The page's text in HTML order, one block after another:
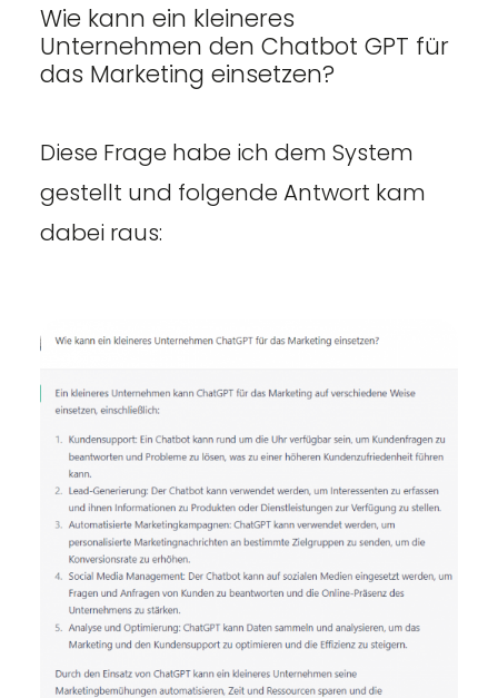
Wie kann ein kleineres
Unternehmen den Chatbot GPT für
das Marketing einsetzen?
Diese Frage habe ich dem System
gestellt und folgende Antwort kam
dabei raus: